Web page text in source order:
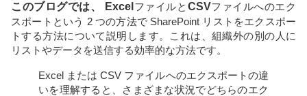
o
n
このブログでは、 Excel ファイルと CSVファイルへのエク
スポートという 2 つの方法で SharePoint リストをエクスポー
トする方法について説明します。これは、組織外の別の人に
リストやデータを送信する効率的な方法です。
Excel または CSV ファイルへのエクスポートの違
いを理解すると、さまざまな状況でどちらのエク